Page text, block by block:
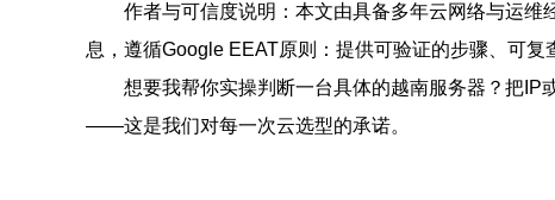
作者与可信度说明：本文由具备多年云网络与运维
息，遵循Google EEAT原则：提供可验证的步骤、可复
想要我帮你实操判断一台具体的越南服务器？把
——这是我们对每一次云选型的承诺。